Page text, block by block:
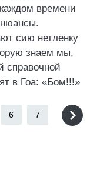
времени
сию нетленку
знаем мы,
справочной
в Гоа: «Бом!!!»
6 7